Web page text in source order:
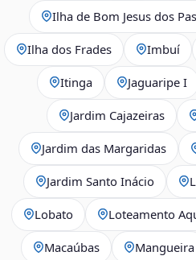
Ilha de Bom Jesus dos
Ilha dos Frades Imbuí
Itinga Jaguaripe I
Jardim Cajazeiras
Jardim das Margaridas
Jardim Santo Inácio
Lobato Loteamento
Macaúbas Mangueira